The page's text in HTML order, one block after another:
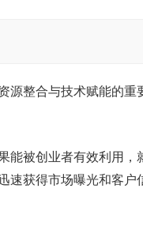
源整合与技术赋能的重
能被创业者有效利用，
速获得市场曝光和客户